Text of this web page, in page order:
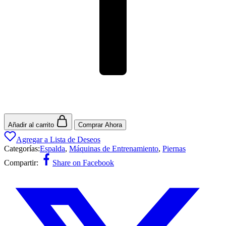
Añadir al carrito Comprar Ahora
Agregar a Lista de Deseos
Categorías:Espalda, Máquinas de Entrenamiento, Piernas
Compartir:
Share on Facebook